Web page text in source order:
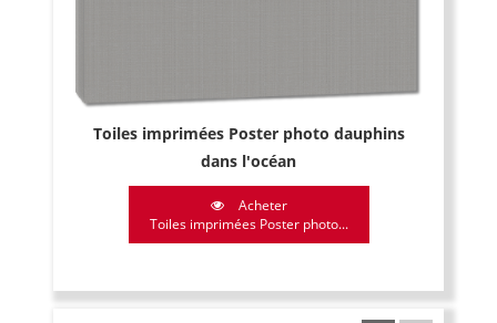
Toiles imprimées Poster photo dauphins
dans l'océan
Acheter
Toiles imprimées Poster photo...